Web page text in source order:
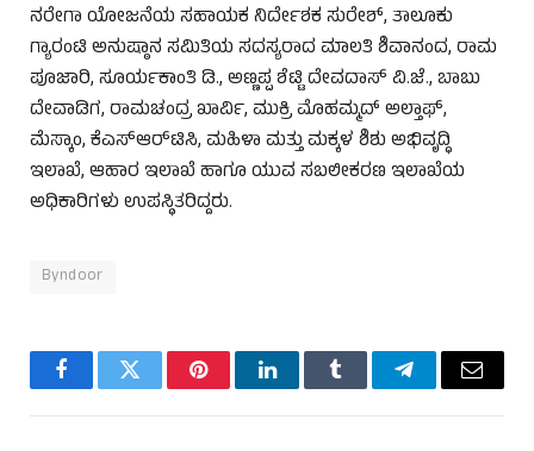
ನರೇಗಾ ಯೋಜನೆಯ ಸಹಾಯಕ ನಿರ್ದೇಶಕ ಸುರೇಶ್, ತಾಲೂಕು
ಗ್ಯಾರಂಟಿ ಅನುಷ್ಠಾನ ಸಮಿತಿಯ ಸದಸ್ಯರಾದ ಮಾಲತಿ ಶಿವಾನಂದ, ರಾಮ
ಪೂಜಾರಿ, ಸೂರ್ಯಕಾಂತಿ ಡಿ., ಅಣ್ಣಪ್ಪ ಶೆಟ್ಟಿ ದೇವದಾಸ್ ವಿ.ಜೆ., ಬಾಬು
ದೇವಾಡಿಗ, ರಾಮಚಂದ್ರ ಖಾರ್ವಿ, ಮುಕ್ರಿ ಮೊಹಮ್ಮದ್ ಅಲ್ತಾಫ್,
ಮೆಸ್ಕಾಂ, ಕೆಎಸ್‌ಆರ್‌ಟಿಸಿ, ಮಹಿಳಾ ಮತ್ತು ಮಕ್ಕಳ ಶಿಶು ಅಭಿವೃದ್ಧಿ
ಇಲಾಖೆ, ಆಹಾರ ಇಲಾಖೆ ಹಾಗೂ ಯುವ ಸಬಲೀಕರಣ ಇಲಾಖೆಯ
ಅಧಿಕಾರಿಗಳು ಉಪಸ್ಥಿತರಿದ್ದರು.
Byndoor
FacebookTwitter PinterestLinkedInTumblr TelegramEmail